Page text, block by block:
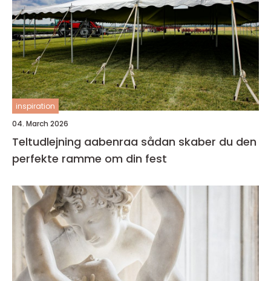
inspiration
04. March 2026
Teltudlejning aabenraa sådan skaber du den
perfekte ramme om din fest